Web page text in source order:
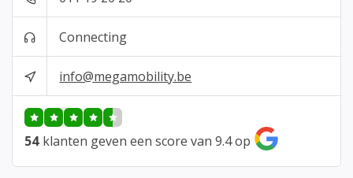
Connecting
info@megamobility.be
54 klanten geven een score van 9.4 op